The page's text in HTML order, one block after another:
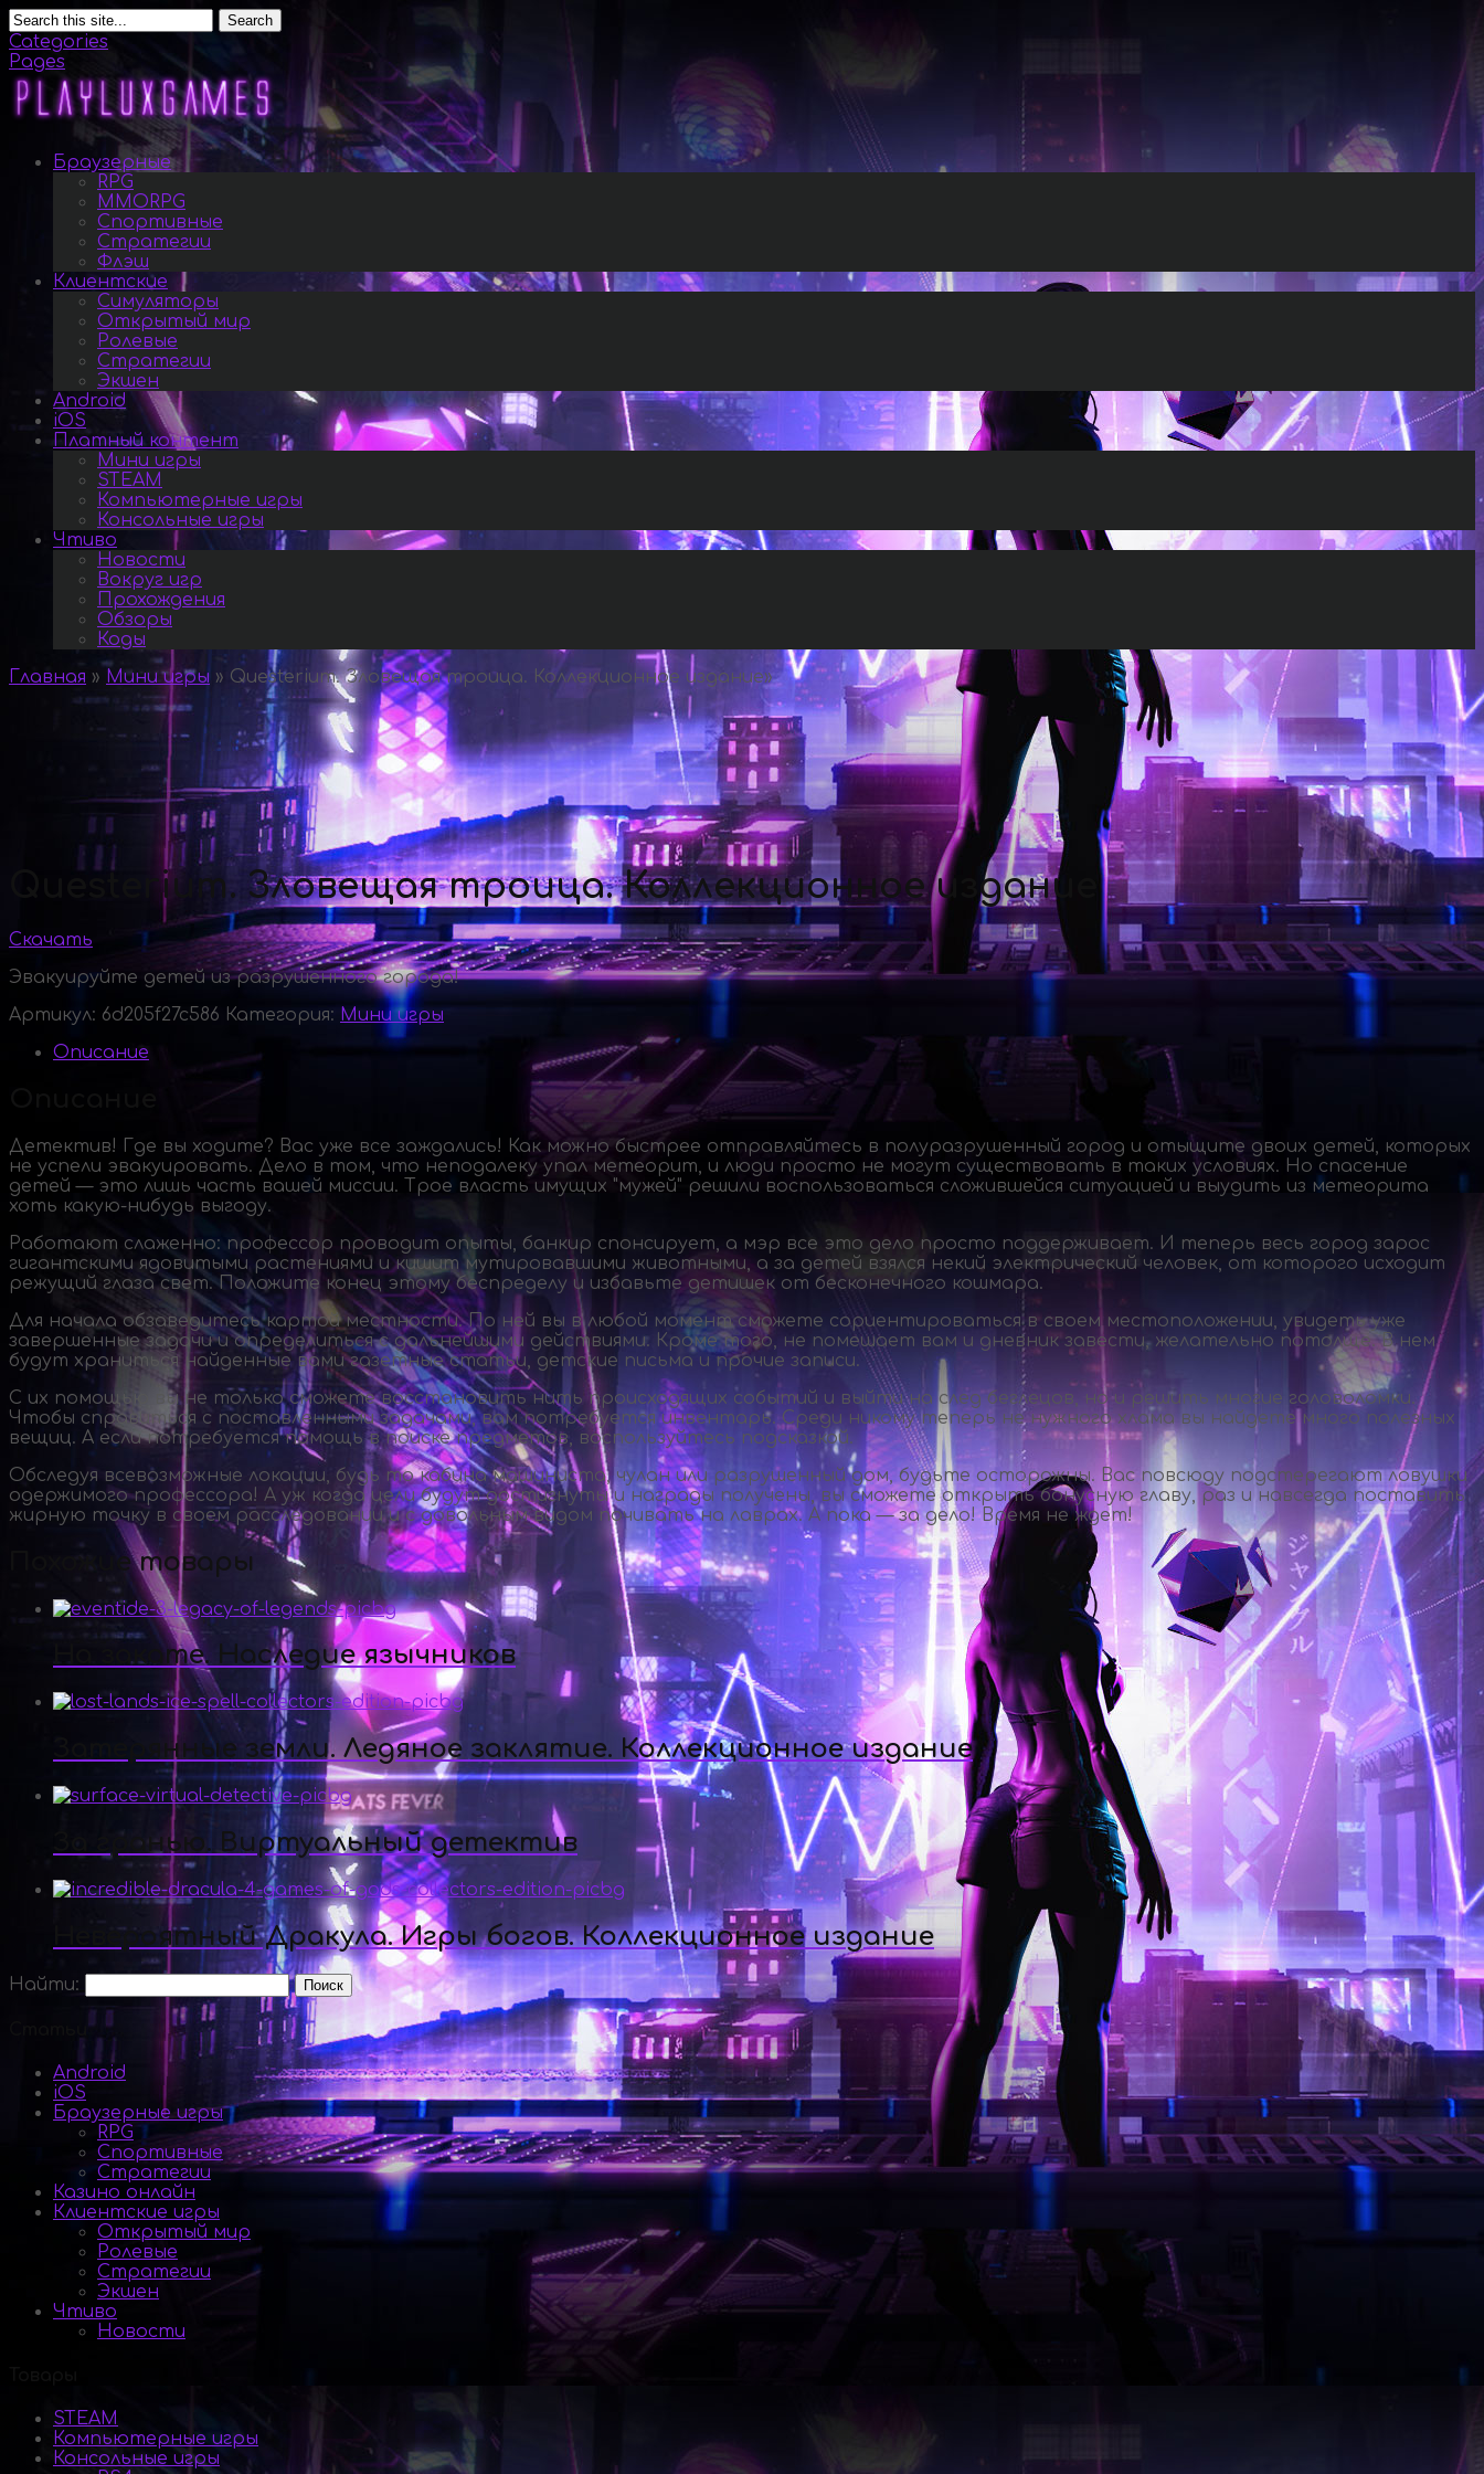
Search
Categories
Pages
Браузерные
RPG
MMORPG
Спортивные
Стратегии
Флэш
Клиентские
Симуляторы
Открытый мир
Ролевые
Стратегии
Экшен
Android
iOS
Платный контент
Мини игры
STEAM
Компьютерные игры
Консольные игры
Чтиво
Новости
Вокруг игр
Прохождения
Обзоры
Коды
Главная » Мини игры » Questerium. Зловещая троица. Коллекционное издание»
Questerium. Зловещая троица. Коллекционное издание
Скачать
Эвакуируйте детей из разрушенного города!
Артикул: 6d205f27c586 Категория: Мини игры
Описание
Детектив! Где вы ходите? Вас уже все заждались! Как можно быстрее отправляйтесь в полуразрушенный город и отыщите двоих детей, которых
не успели эвакуировать. Дело в том, что неподалеку упал метеорит, и люди просто не могут существовать в таких условиях. Но спасение
детей — это лишь часть вашей миссии. Трое власть имущих "мужей" решили воспользоваться сложившейся ситуацией и выудить из метеорита
хоть какую-нибудь выгоду.
Работают слаженно: профессор проводит опыты, банкир спонсирует, а мэр все это дело просто поддерживает. И теперь весь город зарос
гигантскими ядовитыми растениями и кишит мутировавшими животными, а за детей взялся некий электрический человек, от которого исходит
режущий глаза свет. Положите конец этому беспределу и избавьте детишек от бесконечного кошмара.
Для начала обзаведитесь картой местности. По ней вы в любой момент сможете сориентироваться в своем местоположении, увидеть уже
завершенные задачи и определиться с дальнейшими действиями. Кроме того, не помешает вам и дневник завести, желательно потолще. В нем
будут храниться найденные вами газетные статьи, детские письма и прочие записи.
С их помощью вы не только сможете восстановить нить происходящих событий и выйти на след беглецов, но и решить многие головоломки.
Чтобы справиться с поставленными задачами, вам потребуется инвентарь. Среди никому теперь не нужного хлама вы найдете много полезных
вещиц. А если потребуется помощь в поиске предметов, воспользуйтесь подсказкой.
Обследуя всевозможные локации, будь то кабина машиниста, чулан или разрушенный дом, будьте осторожны. Вас повсюду подстерегают ловушки
одержимого профессора! А уж когда цели будут достигнуты и награды получены, вы сможете открыть бонусную главу, раз и навсегда поставить
жирную точку в своем расследовании и с довольным видом почивать на лаврах. А пока — за дело! Время не ждет!
Похожие товары
На закате. Наследие язычников
Затерянные земли. Ледяное заклятие. Коллекционное издание
За гранью. Виртуальный детектив
Невероятный Дракула. Игры богов. Коллекционное издание
Найти:
Android
iOS
Браузерные игры
RPG
Спортивные
Стратегии
Казино онлайн
Клиентские игры
Открытый мир
Ролевые
Стратегии
Экшен
Чтиво
Новости
STEAM
Компьютерные игры
Консольные игры